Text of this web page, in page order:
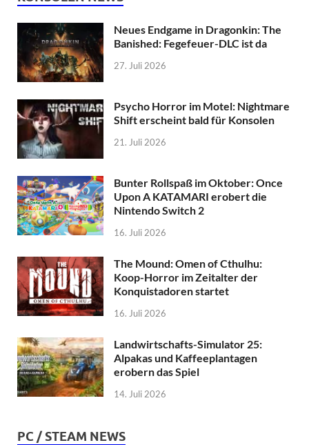
Neues Endgame in Dragonkin: The
Banished: Fegefeuer-DLC ist da
27. Juli 2026
Psycho Horror im Motel: Nightmare
Shift erscheint bald für Konsolen
21. Juli 2026
Bunter Rollspaß im Oktober: Once
Upon A KATAMARI erobert die
Nintendo Switch 2
16. Juli 2026
The Mound: Omen of Cthulhu:
Koop-Horror im Zeitalter der
Konquistadoren startet
16. Juli 2026
Landwirtschafts-Simulator 25:
Alpakas und Kaffeeplantagen
erobern das Spiel
14. Juli 2026
PC / STEAM NEWS